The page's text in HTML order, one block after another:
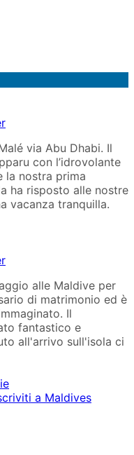
via Abu Dhabi. Il
con l’idrovolante
la nostra prima
ha risposto alle nostre
vacanza tranquilla.
alle Maldive per
di matrimonio ed è
Il
fantastico e
all'arrivo sull'isola ci
a Maldives